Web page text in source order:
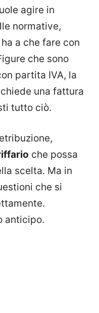
agire in
normative,
a che fare con
che sono
partita IVA, la
una fattura
tutto ciò.
che possa
scelta. Ma in
che si
anticipo.